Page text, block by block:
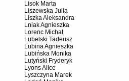
Lisok Marta
Liszewska Julia
Liszka Aleksandra
Lniak Agnieszka
Lorenc Michał
Lubelski Tadeusz
Lubina Agnieszka
Lubińska Monika
Lutyński Fryderyk
Lyons Alice
Lyszczyna Marek